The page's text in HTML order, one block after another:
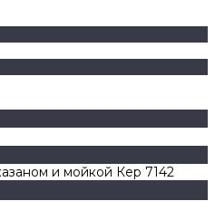
и мойкой Кер 7142